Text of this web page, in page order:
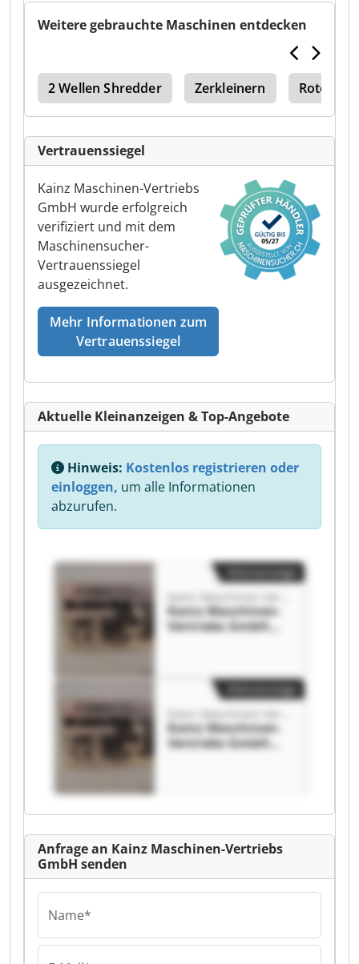
Weitere gebrauchte Maschinen entdecken
2 Wellen Shredder Zerkleinern
Vertrauenssiegel
Kainz Maschinen-Vertriebs
GmbH wurde erfolgreich
verifiziert und mit dem
Maschinensucher-
Vertrauenssiegel
ausgezeichnet.
Mehr Informationen zum
Vertrauenssiegel
Aktuelle Kleinanzeigen & Top-Angebote
Hinweis: Kostenlos registrieren oder
einloggen, um alle Informationen
abzurufen.
Kainz Maschinen-
Vertriebs GmbH
Kainz Maschinen-
Vertriebs GmbH
Kleinanzeige
Anfrage an Kainz Maschinen-Vertriebs
GmbH senden
Name*